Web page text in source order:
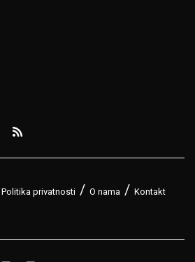
Politika privatnosti O nama Kontakt